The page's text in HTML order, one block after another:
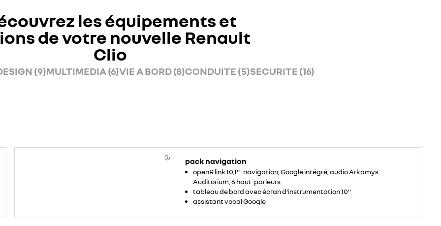
les équipements et
de votre nouvelle Renault
Clio
(9)MULTIMEDIA (6)VIE A BORD (8)CONDUITE (5)SECURITE (16)
pack navigation
openR link 10,1'' : navigation, Google intégré, audio Arkamys
Auditorium, 6 haut-parleurs
tableau de bord avec écran d’instrumentation 10''
assistant vocal Google